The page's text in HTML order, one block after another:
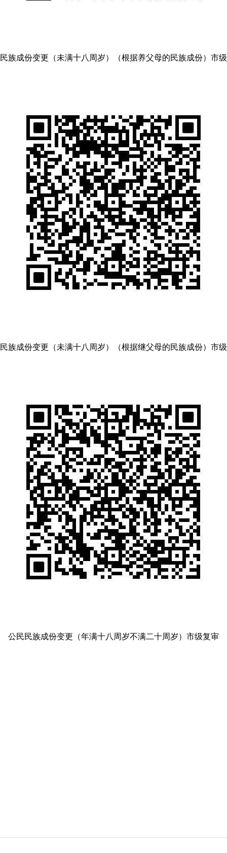
族成份变更（未满十八周岁）（根据养父母的民族成份）市
族成份变更（未满十八周岁）（根据继父母的民族成份）市
公民民族成份变更（年满十八周岁不满二十周岁）市级复审